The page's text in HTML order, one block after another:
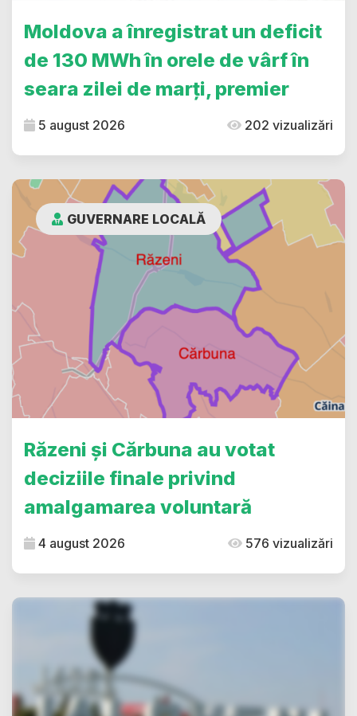
Moldova a înregistrat un deficit
de 130 MWh în orele de vârf în
seara zilei de marți, premier
5 august 2026 202 vizualizări
GUVERNARE LOCALĂ
Răzeni și Cărbuna au votat
deciziile finale privind
amalgamarea voluntară
4 august 2026 576 vizualizări